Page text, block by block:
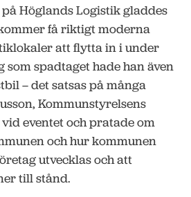
på Höglands Logistik gladdes
få riktigt moderna
att flytta in i under
som spadtaget hade han även
– det satsas på många
Kommunstyrelsens
eventet och pratade om
och hur kommunen
utvecklas och att
till stånd.